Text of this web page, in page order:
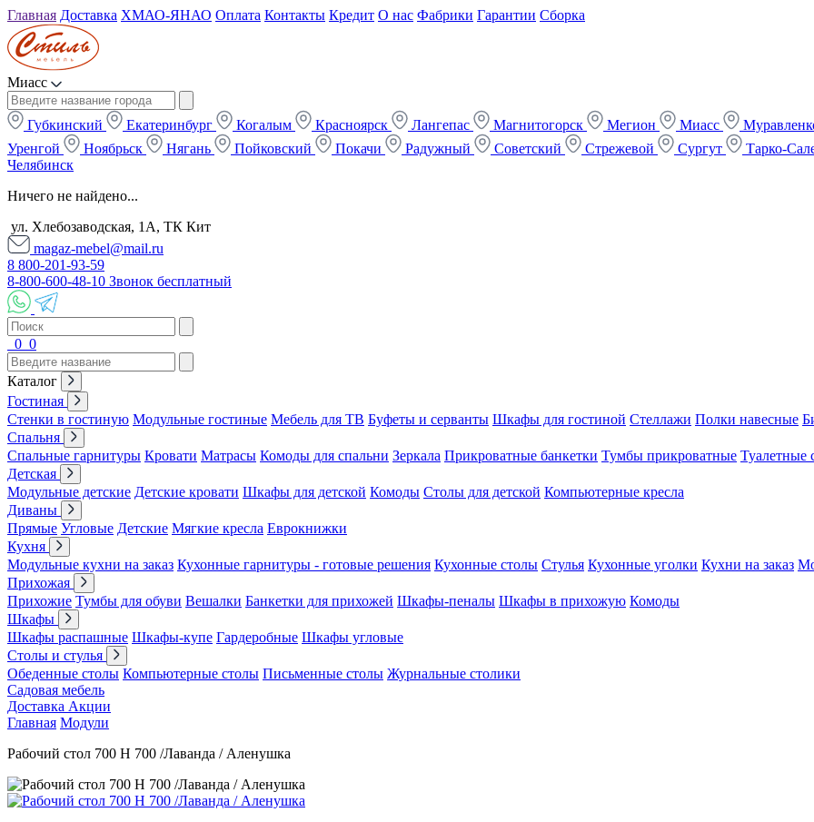
Главная Доставка ХМАО-ЯНАО Оплата Контакты Кредит О нас Фабрики Гарантии Сборка
Миасс
Губкинский Екатеринбург Когалым Красноярск Лангепас Магнитогорск Мегион Миасс
Уренгой
Ноябрьск Нягань Пойковский Покачи Радужный Советский Стрежевой Сургут
Тарко-
Челябинск
Ничего не найдено...
ул. Хлебозаводская, 1А, ТК Кит
magaz-mebel@mail.ru
8 800-201-93-59
8-800-600-48-10 Звонок бесплатный
0 0
Каталог
Гостиная
Стенки в гостиную Модульные гостиные Мебель для ТВ Буфеты и серванты Шкафы для гостиной Стеллажи Полки навесные
Спальня
Спальные гарнитуры Кровати Матрасы Комоды для спальни Зеркала Прикроватные банкетки Тумбы прикроватные Туалетные
Детская
Модульные детские Детские кровати Шкафы для детской Комоды Столы для детской Компьютерные кресла
Диваны
Прямые Угловые Детские Мягкие кресла Еврокнижки
Кухня
Модульные кухни на заказ Кухонные гарнитуры - готовые решения Кухонные столы Стулья Кухонные уголки Кухни на заказ
Прихожая
Прихожие Тумбы для обуви Вешалки Банкетки для прихожей Шкафы-пеналы Шкафы в прихожую Комоды
Шкафы
Шкафы распашные Шкафы-купе Гардеробные Шкафы угловые
Столы и стулья
Обеденные столы Компьютерные столы Письменные столы Журнальные столики
Садовая мебель
Доставка Акции
Главная Модули
Рабочий стол 700 Н 700 /Лаванда / Аленушка